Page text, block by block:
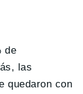
de
las
quedaron con